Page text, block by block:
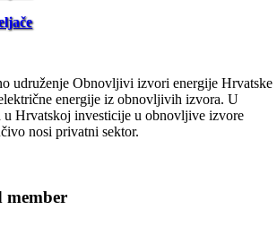
udruženje Obnovljivi izvori energije Hrvatske
energije iz obnovljivih izvora. U
u Hrvatskoj investicije u obnovljive izvore
nosi privatni sektor.
member